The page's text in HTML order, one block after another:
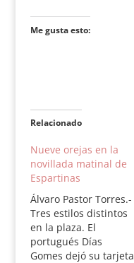
Me gusta esto:
Relacionado
Nueve orejas en la
novillada matinal de
Espartinas
Álvaro Pastor Torres.-
Tres estilos distintos
en la plaza. El
portugués Días
Gomes dejó su tarjeta